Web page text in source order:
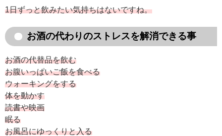
1日ずっと飲みたい気持ちはないですね。
お酒の代わりのストレスを解消できる事
お酒の代替品を飲む
お腹いっぱいご飯を食べる
ウォーキングをする
体を動かす
読書や映画
眠る
お風呂にゆっくりと入る